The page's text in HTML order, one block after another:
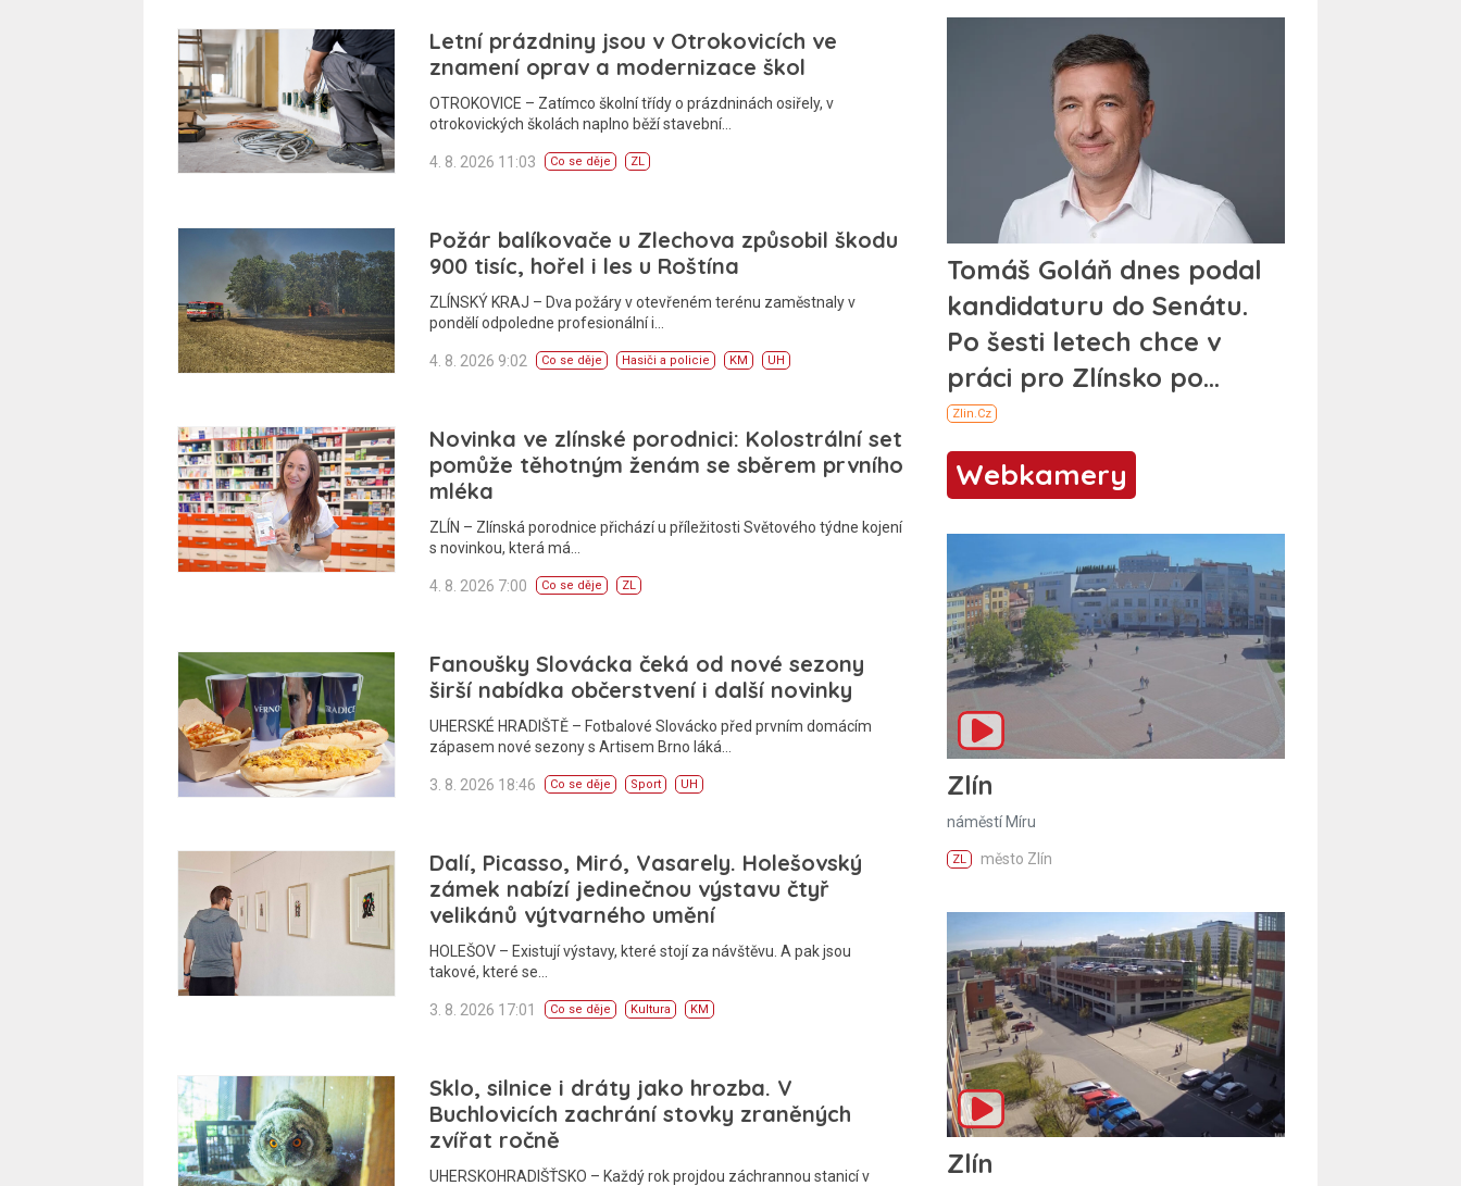
Letní prázdniny jsou v Otrokovicích ve
znamení oprav a modernizace škol
OTROKOVICE – Zatímco školní třídy o prázdninách osiřely, v
otrokovických školách naplno běží stavební…
4. 8. 2026 11:03 Co se děje ZL
Požár balíkovače u Zlechova způsobil škodu
900 tisíc, hořel i les u Roštína
ZLÍNSKÝ KRAJ – Dva požáry v otevřeném terénu zaměstnaly v
pondělí odpoledne profesionální i…
4. 8. 2026 9:02 Co se děje Hasiči a policie KM UH
Novinka ve zlínské porodnici: Kolostrální set
pomůže těhotným ženám se sběrem prvního
mléka
ZLÍN – Zlínská porodnice přichází u příležitosti Světového týdne kojení
s novinkou, která má…
4. 8. 2026 7:00 Co se děje ZL
Fanoušky Slovácka čeká od nové sezony
širší nabídka občerstvení i další novinky
UHERSKÉ HRADIŠTĚ – Fotbalové Slovácko před prvním domácím
zápasem nové sezony s Artisem Brno láká…
3. 8. 2026 18:46 Co se děje Sport UH
Dalí, Picasso, Miró, Vasarely. Holešovský
zámek nabízí jedinečnou výstavu čtyř
velikánů výtvarného umění
HOLEŠOV – Existují výstavy, které stojí za návštěvu. A pak jsou
takové, které se…
3. 8. 2026 17:01 Co se děje Kultura KM
Sklo, silnice i dráty jako hrozba. V
Buchlovicích zachrání stovky zraněných
zvířat ročně
UHERSKOHRADIŠŤSKO – Každý rok projdou záchrannou stanicí v
Webkamery
Zlín
náměstí Míru
ZL město Zlín
Zlín